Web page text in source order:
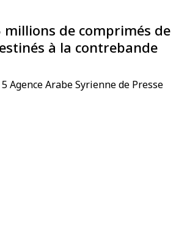
millions de comprimés de
à la contrebande